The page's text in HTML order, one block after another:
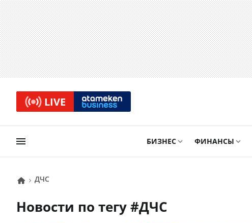
LIVE
БИЗНЕС ФИНАНСЫ
ДЧС
Новости по тегу # ДЧС